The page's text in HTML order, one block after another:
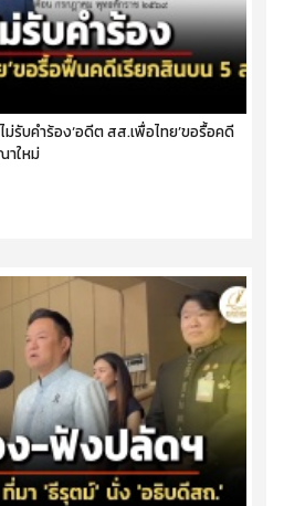
รับคำร้อง‘อดีต สส.เพื่อไทย’ขอรื้อคดี
าใหม่